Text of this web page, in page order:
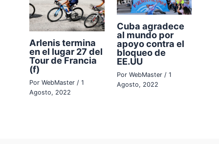
Arlenis termina
en el lugar 27 del
Tour de Francia
(f)
PorWebMaster/1
Agosto, 2022
Cuba agradece
al mundo por
apoyo contra el
bloqueo de
EE.UU
Por WebMaster / 1
Agosto, 2022